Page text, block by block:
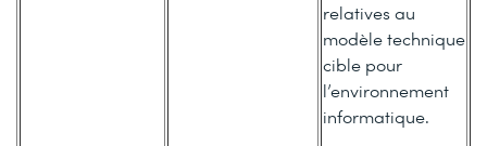
relatives au
modèle technique
cible pour
l’environnement
informatique.